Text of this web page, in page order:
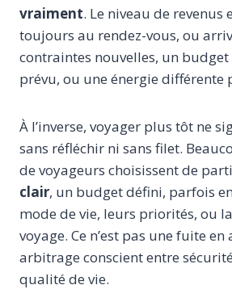
vraiment. Le niveau de revenus
toujours au rendez-vous, ou
contraintes nouvelles, un
prévu, ou une énergie différente
À l’inverse, voyager plus tôt ne
sans réfléchir ni sans filet.
de voyageurs choisissent de
clair, un budget défini, parfois
mode de vie, leurs priorités, ou
voyage. Ce n’est pas une fuite
arbitrage conscient entre
qualité de vie.